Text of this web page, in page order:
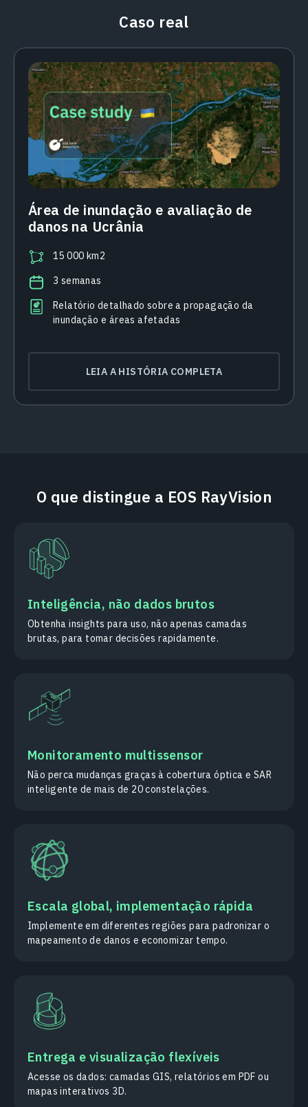
Caso real
Área de inundação e avaliação de
danos na Ucrânia
15 000 km2
3 semanas
Relatório detalhado sobre a propagação da
inundação e áreas afetadas
LEIA A HISTÓRIA COMPLETA
O que distingue a EOS RayVision
Inteligência, não dados brutos
Obtenha insights para uso, não apenas camadas
brutas, para tomar decisões rapidamente.
Monitoramento multissensor
Não perca mudanças graças à cobertura óptica e SAR
inteligente de mais de 20 constelações.
Escala global, implementação rápida
Implemente em diferentes regiões para padronizar o
mapeamento de danos e economizar tempo.
Entrega e visualização flexíveis
Acesse os dados: camadas GIS, relatórios em PDF ou
mapas interativos 3D.